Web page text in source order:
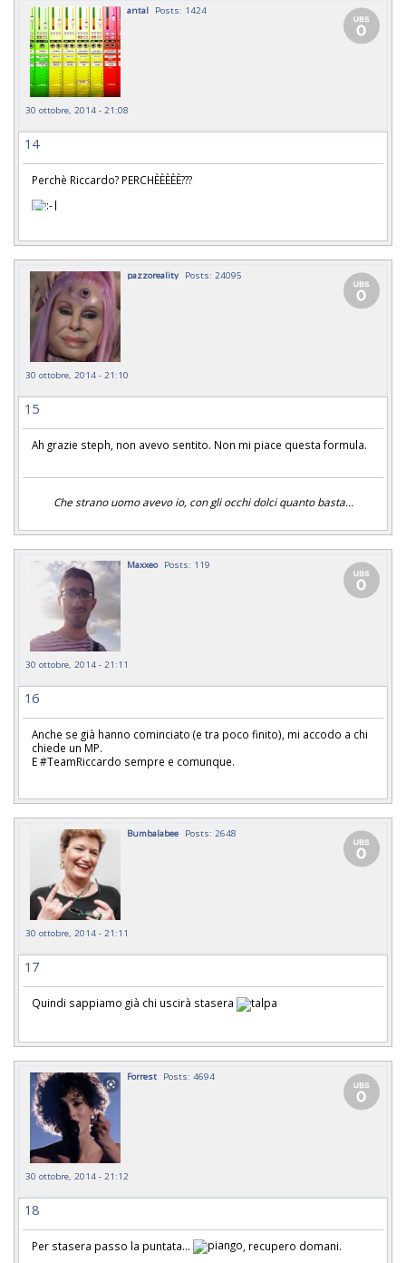
antal Posts: 1424
30 ottobre, 2014 - 21:08
14
Perchè Riccardo? PERCHÈÈÈÈÈ???
pazzoreality Posts: 24095
30 ottobre, 2014 - 21:10
15
Ah grazie steph, non avevo sentito. Non mi piace questa formula.
Che strano uomo avevo io, con gli occhi dolci quanto basta...
Maxxeo Posts: 119
30 ottobre, 2014 - 21:11
16
Anche se già hanno cominciato (e tra poco finito), mi accodo a chi
chiede un MP.
E #TeamRiccardo sempre e comunque.
Bumbalabee Posts: 2648
30 ottobre, 2014 - 21:11
17
Quindi sappiamo già chi uscirà stasera
Forrest Posts: 4694
30 ottobre, 2014 - 21:12
18
Per stasera passo la puntata...
, recupero domani.